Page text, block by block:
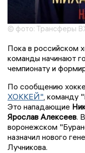
© фото: Трансферы
Пока в российском
команды начинают
чемпионату и
По сообщению
ХОККЕЙ", команду
Это нападающие
Ярослав Алексеев.
воронежском
назначил нового
Лучникова.